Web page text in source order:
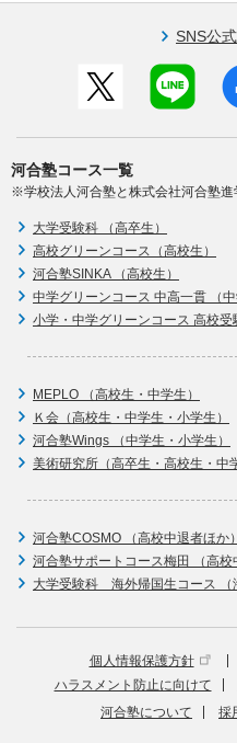
SNS公
河合塾コース一覧
※学校法人河合塾と株式会社河合塾進
大学受験科 （高卒生）
高校グリーンコース（高校生）
河合塾SINKA （高校生）
中学グリーンコース 中高一貫 （中
小学・中学グリーンコース 高校受
MEPLO （高校生・中学生）
Ｋ会（高校生・中学生・小学生）
河合塾Wings （中学生・小学生）
美術研究所（高卒生・高校生・中
河合塾COSMO （高校中退者ほか）
河合塾サポートコース梅田 （高校
大学受験科 海外帰国生コース （
個人情報保護方針
ハラスメント防止に向けて
河合塾について
採